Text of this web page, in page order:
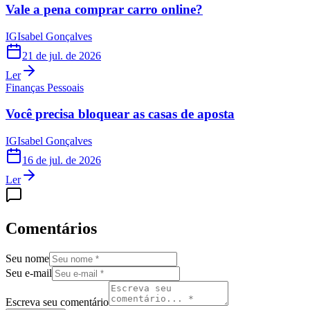
Vale a pena comprar carro online?
IGIsabel Gonçalves
21 de jul. de 2026
Ler
Finanças Pessoais
Você precisa bloquear as casas de aposta
IGIsabel Gonçalves
16 de jul. de 2026
Ler
Comentários
Seu nome
Seu e-mail
Escreva seu comentário